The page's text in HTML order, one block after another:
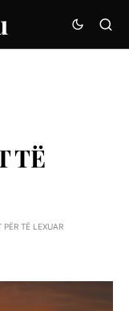
TË
PËR TË LEXUAR